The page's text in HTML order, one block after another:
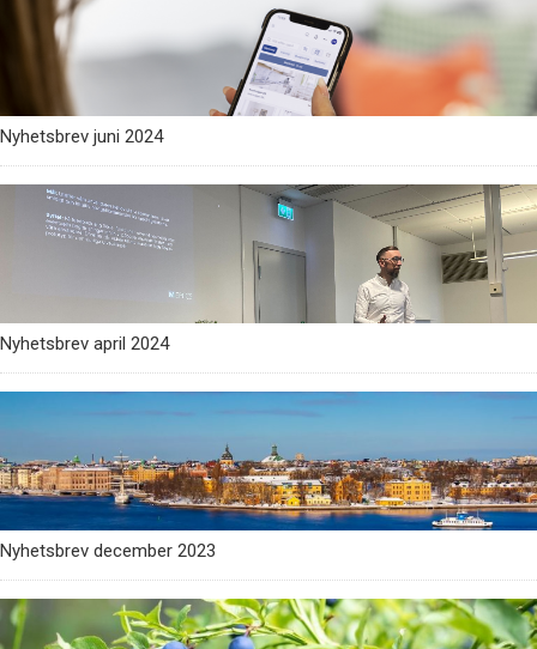
Nyhetsbrev juni 2024
Nyhetsbrev april 2024
Nyhetsbrev december 2023